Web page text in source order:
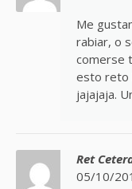
Me
rabiar, o
comerse
esto reto
jajajaja.
Ret
05/10/